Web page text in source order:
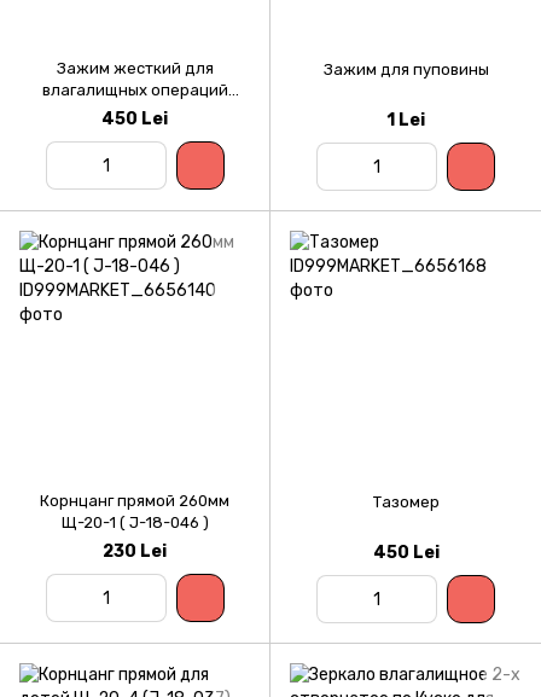
Зажим жесткий для
влагалищных операций
изогнутый №1 3-60-2
450 Lei
Зажим для пуповины
1 Lei
Корнцанг прямой 260мм
Щ-20-1 ( J-18-046 )
230 Lei
Тазомер
450 Lei